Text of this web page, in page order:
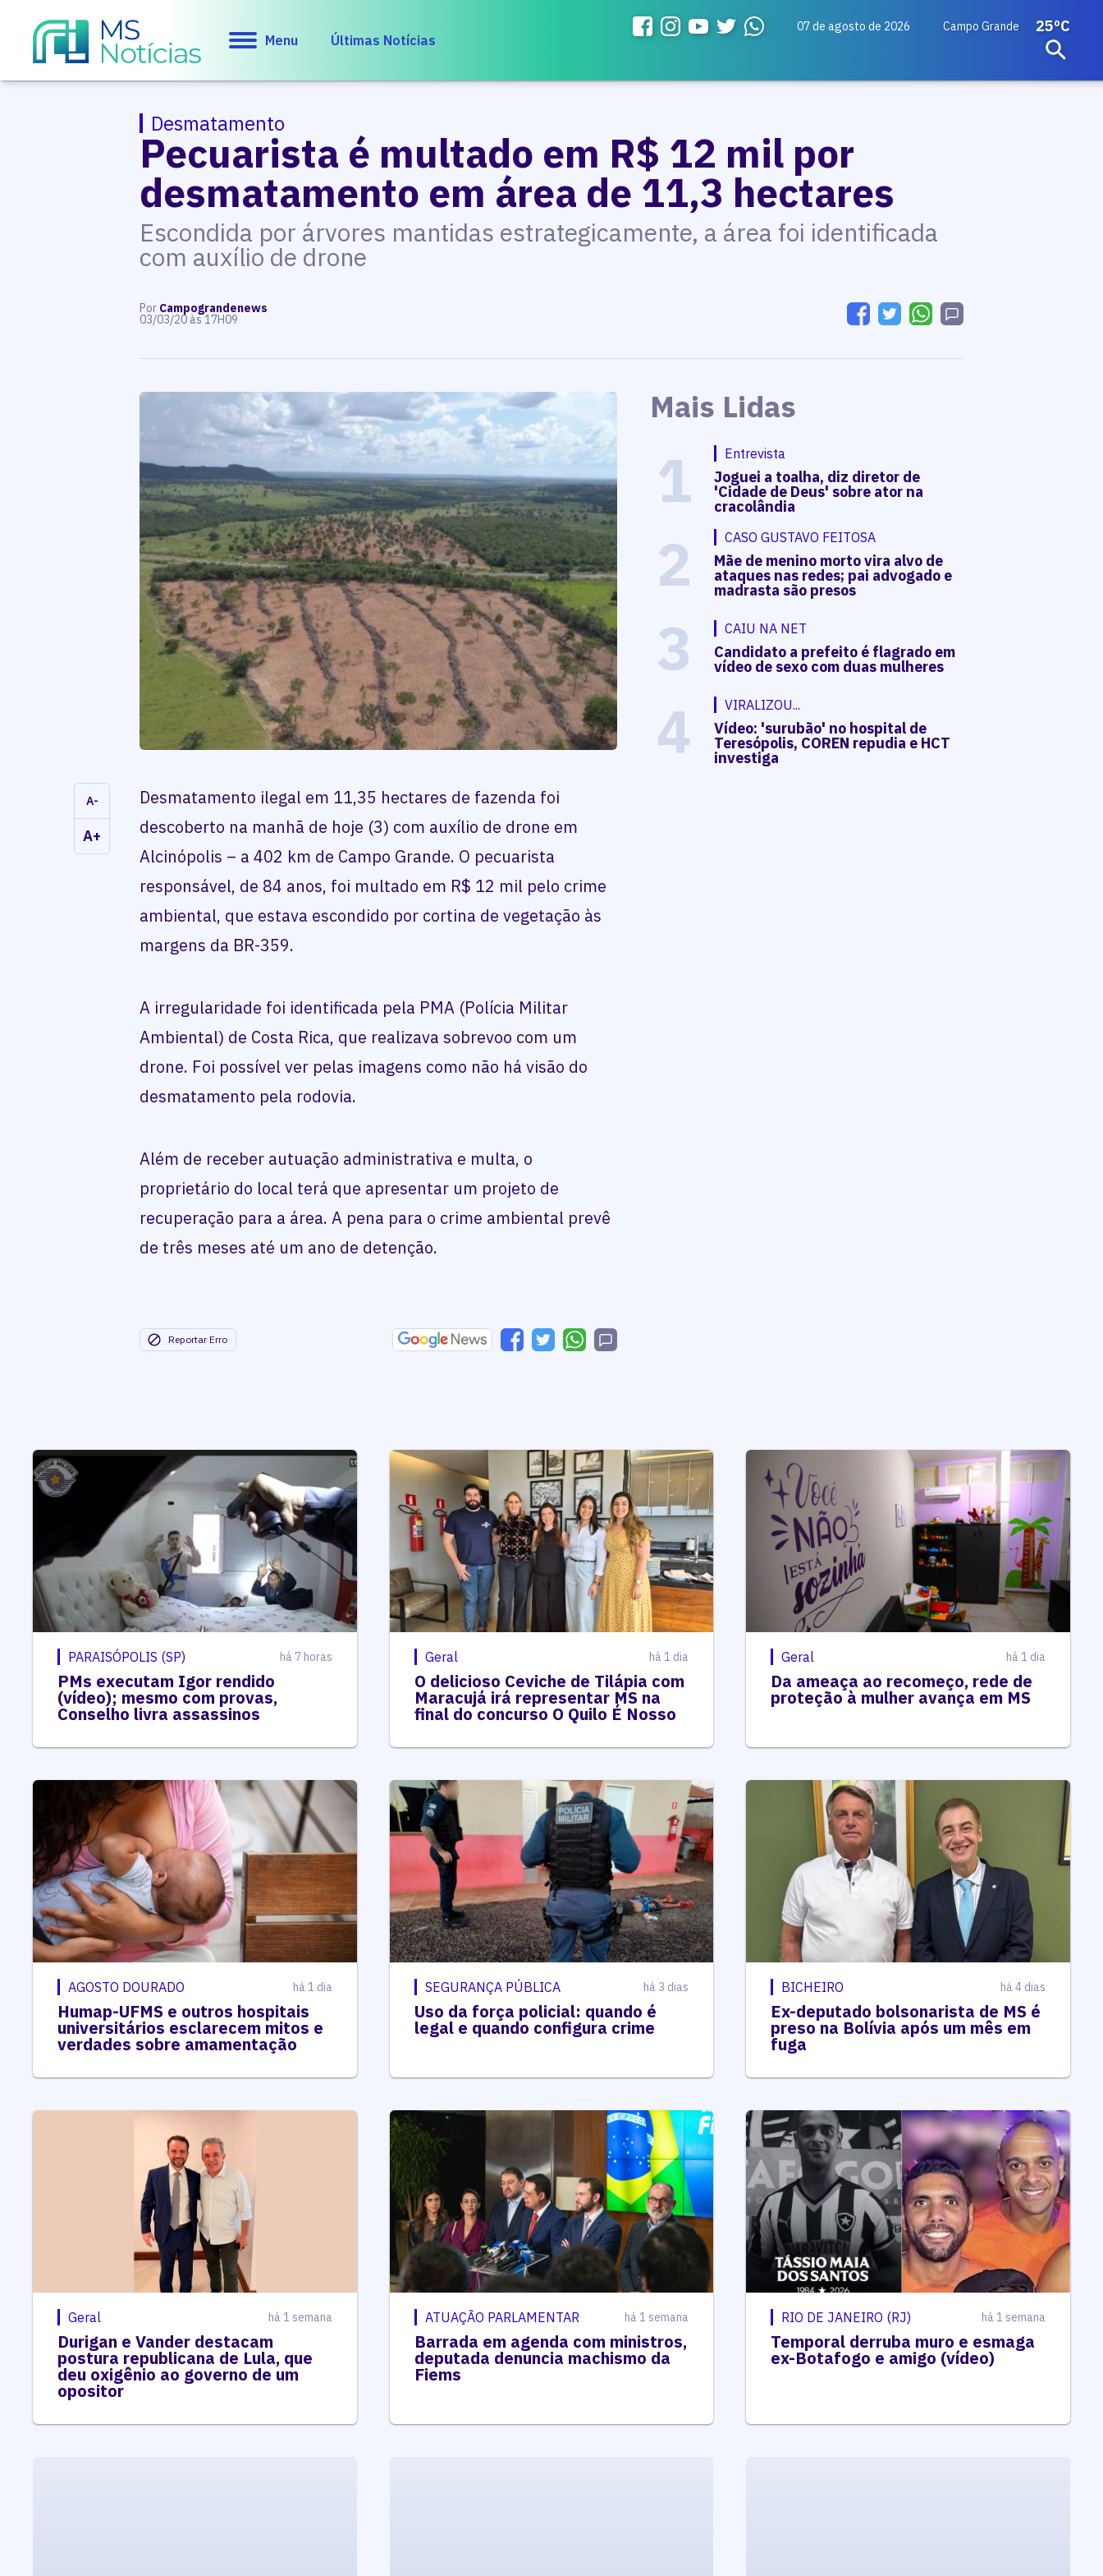
Menu Últimas Notícias
07 de agosto de 2026 Campo Grande 25ºC
Desmatamento
Pecuarista é multado em R$ 12 mil por
desmatamento em área de 11,3 hectares
Escondida por árvores mantidas estrategicamente, a área foi identificada
com auxílio de drone
Por Campograndenews
03/03/20 às 17H09
A-
A+
Desmatamento ilegal em 11,35 hectares de fazenda foi
descoberto na manhã de hoje (3) com auxílio de drone em
Alcinópolis – a 402 km de Campo Grande. O pecuarista
responsável, de 84 anos, foi multado em R$ 12 mil pelo crime
ambiental, que estava escondido por cortina de vegetação às
margens da BR-359.
A irregularidade foi identificada pela PMA (Polícia Militar
Ambiental) de Costa Rica, que realizava sobrevoo com um
drone. Foi possível ver pelas imagens como não há visão do
desmatamento pela rodovia.
Além de receber autuação administrativa e multa, o
proprietário do local terá que apresentar um projeto de
recuperação para a área. A pena para o crime ambiental prevê
de três meses até um ano de detenção.
Reportar Erro
Mais Lidas
1 Entrevista
Joguei a toalha, diz diretor de
'Cidade de Deus' sobre ator na
cracolândia
2 CASO GUSTAVO FEITOSA
Mãe de menino morto vira alvo de
ataques nas redes; pai advogado e
madrasta são presos
3 CAIU NA NET
Candidato a prefeito é flagrado em
vídeo de sexo com duas mulheres
4 VIRALIZOU...
Vídeo: 'surubão' no hospital de
Teresópolis, COREN repudia e HCT
investiga
PARAISÓPOLIS (SP) há 7 horas
PMs executam Igor rendido
(vídeo); mesmo com provas,
Conselho livra assassinos
Geral há 1 dia
O delicioso Ceviche de Tilápia com
Maracujá irá representar MS na
final do concurso O Quilo É Nosso
Geral há 1 dia
Da ameaça ao recomeço, rede de
proteção à mulher avança em MS
AGOSTO DOURADO há 1 dia
Humap-UFMS e outros hospitais
universitários esclarecem mitos e
verdades sobre amamentação
SEGURANÇA PÚBLICA há 3 dias
Uso da força policial: quando é
legal e quando configura crime
BICHEIRO há 4 dias
Ex-deputado bolsonarista de MS é
preso na Bolívia após um mês em
fuga
Geral há 1 semana
Durigan e Vander destacam
postura republicana de Lula, que
deu oxigênio ao governo de um
opositor
ATUAÇÃO PARLAMENTAR há 1 semana
Barrada em agenda com ministros,
deputada denuncia machismo da
Fiems
RIO DE JANEIRO (RJ) há 1 semana
Temporal derruba muro e esmaga
ex-Botafogo e amigo (vídeo)